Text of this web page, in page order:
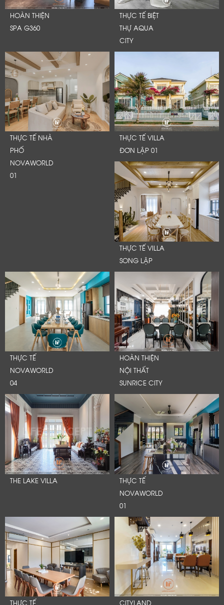
HOÀN THIỆN
SPA G360
THỰC TẾ BIỆT
THỰ AQUA
CITY
THỰC TẾ NHÀ
PHỐ
NOVAWORLD
01
THỰC TẾ VILLA
ĐƠN LẬP 01
THỰC TẾ VILLA
SONG LẬP
THỰC TẾ
NOVAWORLD
04
HOÀN THIỆN
NỘI THẤT
SUNRICE CITY
THE LAKE VILLA
THỰC TẾ
NOVAWORLD
01
THỰC TẾ CITYLAND